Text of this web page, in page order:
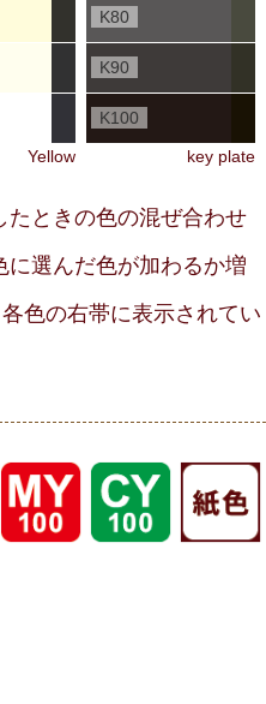
Yellow
K80
K90
K100
key plate
たときの色の混ぜ合わせ
に選んだ色が加わるか増
色の右帯に表示されてい